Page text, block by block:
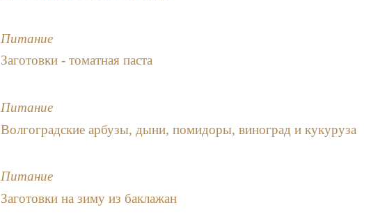
Питание
Заготовки - томатная паста
Питание
Волгоградские арбузы, дыни, помидоры, виноград и кукуруза
Питание
Заготовки на зиму из баклажан